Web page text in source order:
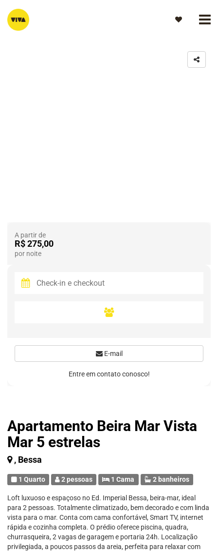
Apartamento Beira Mar Vista
Mar 5 estrelas
, Bessa
1 Quarto 2 pessoas 1 Cama 2 banheiros
Loft luxuoso e espaçoso no Ed. Imperial Bessa, beira-mar, ideal
para 2 pessoas. Totalmente climatizado, bem decorado e com linda
vista para o mar. Conta com cama confortável, Smart TV, internet
rápida e cozinha completa. O prédio oferece piscina, quadra,
churrasqueira, 2 vagas de garagem e portaria 24h. Localização
privilegiada, a poucos passos da areia, perfeita para relaxar com
A partir de
R$ 275,00
por noite
E-mail
Entre em contato conosco!